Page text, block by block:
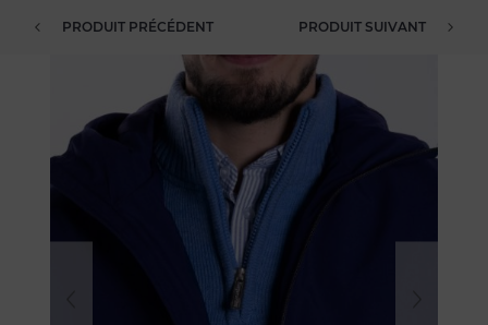
PRODUIT PRÉCÉDENT PRODUIT SUIVANT